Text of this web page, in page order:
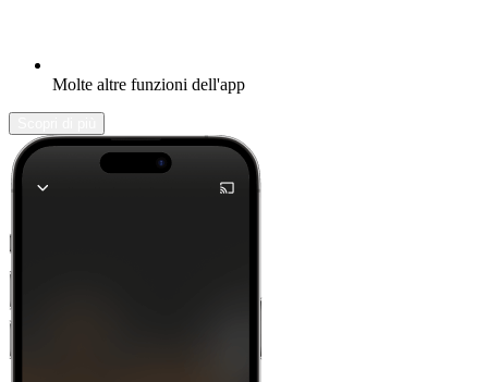
Molte altre funzioni dell'app